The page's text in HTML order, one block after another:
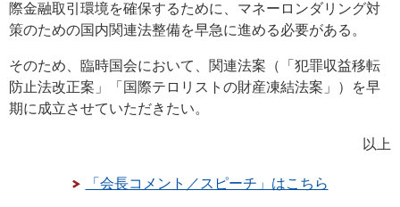
際金融取引環境を確保するために、マネーロンダリング対
策のための国内関連法整備を早急に進める必要がある。
そのため、臨時国会において、関連法案（「犯罪収益移転
防止法改正案」「国際テロリストの財産凍結法案」）を早
期に成立させていただきたい。
以上
「会長コメント／スピーチ」はこちら